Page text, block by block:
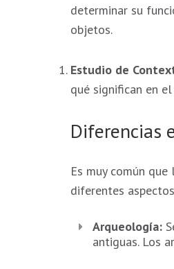
determinar su
objetos.
Estudio de
qué significan en
Diferencias
Es muy común que
diferentes
Arqueología:
antiguas. Los
de la web.
Al compartir tus
intereses y
mientras visitas
nuestro sitio,
posibilidad de
ver contenido y